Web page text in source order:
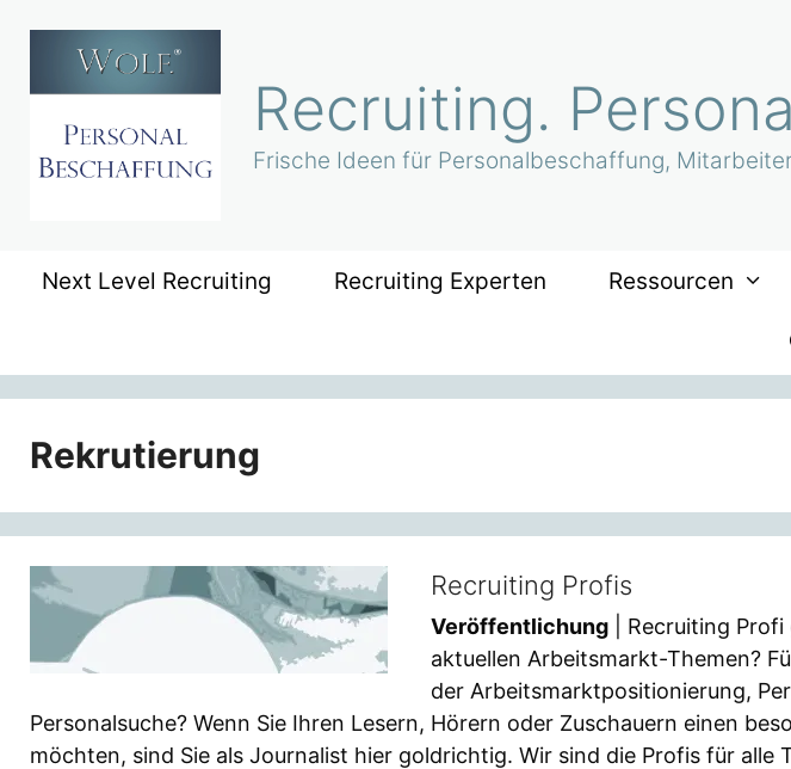
springen
Recruiting.
Frische Ideen für Personalbeschaffung,
Next Level Recruiting Recruiting Experten Ressourcen
Rekrutierung
Recruiting Profis
Veröffentlichung | Recruiting
aktuellen Arbeitsmarkt-Themen?
der Arbeitsmarktpositionierung,
Personalsuche? Wenn Sie Ihren Lesern, Hörern oder Zuschauern einen
möchten, sind Sie als Journalist hier goldrichtig. Wir sind die Profis für alle